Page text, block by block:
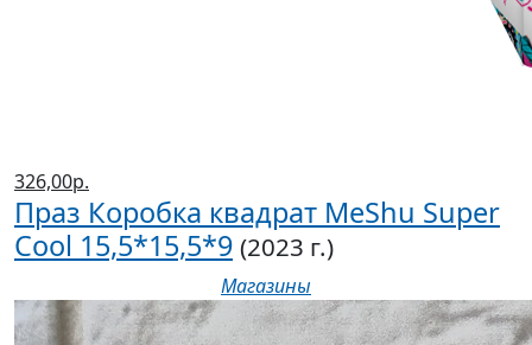
326,00р.
Праз Коробка квадрат MeShu Super
Cool 15,5*15,5*9 (2023 г.)
Магазины